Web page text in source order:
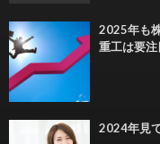
2025年も
重工は要注
2024年見